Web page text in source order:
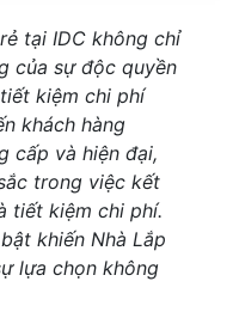
tại IDC không chỉ
của sự độc quyền
kiệm chi phí
khách hàng
cấp và hiện đại,
trong việc kết
tiết kiệm chi phí.
khiến Nhà Lắp
lựa chọn không